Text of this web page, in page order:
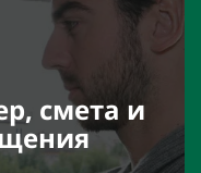
смета и